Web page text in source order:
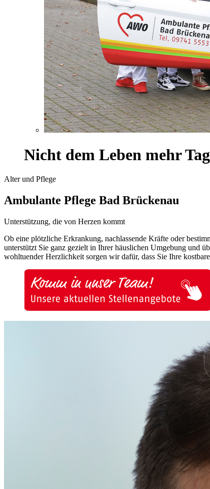
Nicht dem Leben mehr
Alter und Pflege
Ambulante Pflege Bad Brückenau
Unterstützung, die von Herzen kommt
Ob eine plötzliche Erkrankung, nachlassende Kräfte oder
unterstützt Sie ganz gezielt in Ihrer häuslichen Umgebung und
wohltuender Herzlichkeit sorgen wir dafür, dass Sie Ihre